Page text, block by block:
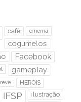
café cinema
cogumelos
Facebook
gameplay
HERÓIS
IFSP ilustração